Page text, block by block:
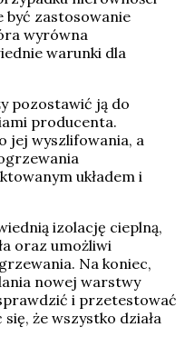
być zastosowanie
wyrówna
warunki dla
pozostawić ją do
producenta.
jej wyszlifowania, a
układem i
izolację cieplną,
oraz umożliwi
Na koniec,
nowej warstwy
i przetestować
że wszystko działa